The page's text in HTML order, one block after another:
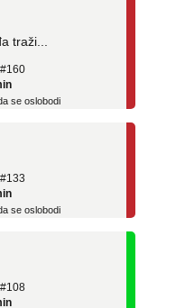
se oslobodi
se oslobodi